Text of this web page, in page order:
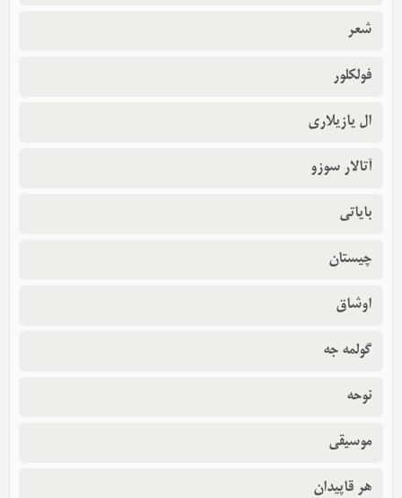
شعر
فولکلور
ال یازیلاری
آتالار سوزو
بایاتی
چیستان
اوشاق
گولمه جه
نوحه
موسیقی
هر قاپیدان